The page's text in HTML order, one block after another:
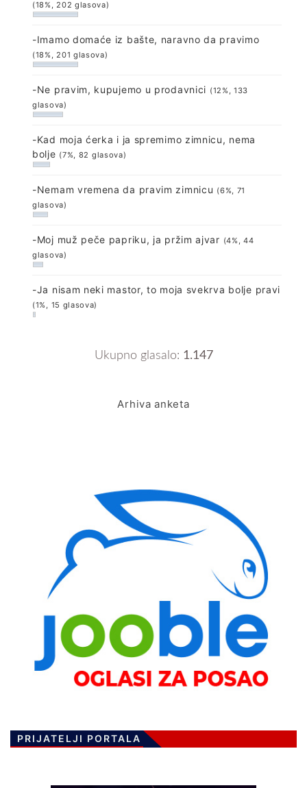
(18%, 202 glasova)
-Imamo domaće iz bašte, naravno da pravimo
(18%, 201 glasova)
-Ne pravim, kupujemo u prodavnici (12%, 133
glasova)
-Kad moja ćerka i ja spremimo zimnicu, nema
bolje (7%, 82 glasova)
-Nemam vremena da pravim zimnicu (6%, 71
glasova)
-Moj muž peče papriku, ja pržim ajvar (4%, 44
glasova)
-Ja nisam neki mastor, to moja svekrva bolje pravi
(1%, 15 glasova)
Ukupno glasalo: 1.147
Arhiva anketa
PRIJATELJI PORTALA